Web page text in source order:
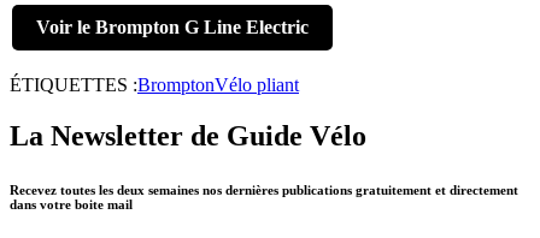
Voir le Brompton G Line Electric
ÉTIQUETTES :BromptonVélo pliant
La Newsletter de Guide Vélo
Recevez toutes les deux semaines nos dernières publications gratuitement et directement
dans votre boite mail